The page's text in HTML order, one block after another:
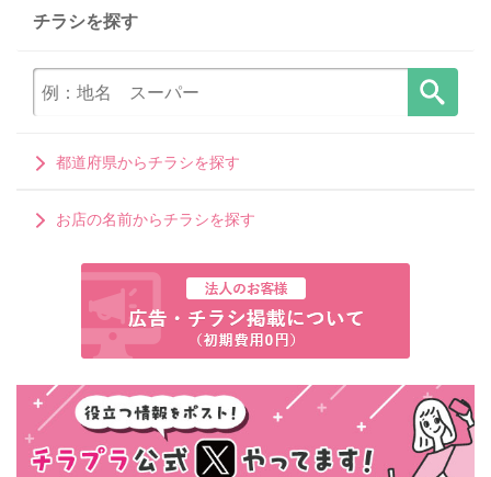
チラシを探す
都道府県からチラシを探す
お店の名前からチラシを探す